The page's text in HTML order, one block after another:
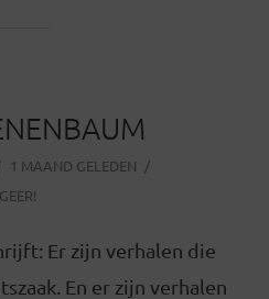
1 MAAND GELEDEN
Er zijn verhalen die
En er zijn verhalen